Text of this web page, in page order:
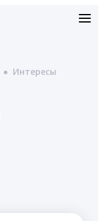
● Интересы